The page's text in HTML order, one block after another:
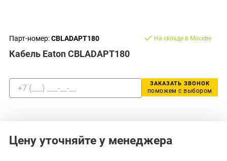
Парт-номер:CBLADAPT180
Кабель Eaton CBLADAPT180
На складе в Москве
ЗАКАЗАТЬ ЗВОНОК
поможем с выбором
Цену уточняйте у менеджера